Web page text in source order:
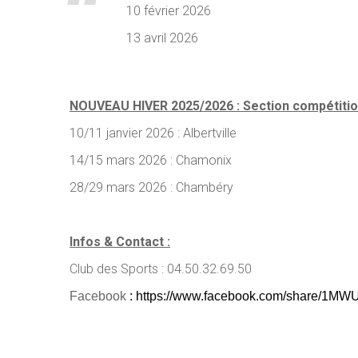
10 février 2026
13 avril 2026
NOUVEAU HIVER 2025/2026 : Section
10/11 janvier 2026 : Albertville
14/15 mars 2026 : Chamonix
28/29 mars 2026 : Chambéry
Infos & Contact :
Club des Sports : 04.50.32.69.50
Facebook : https://www.facebook.com/share/